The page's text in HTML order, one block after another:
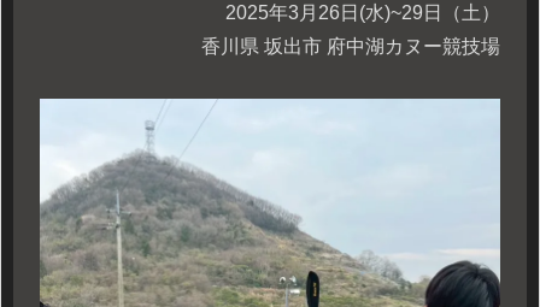
2025年3月26日(水)~29日（土）
香川県 坂出市 府中湖カヌー競技場